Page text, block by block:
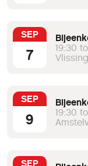
SEP
7
19:30
SEP
9
19:30
SEP